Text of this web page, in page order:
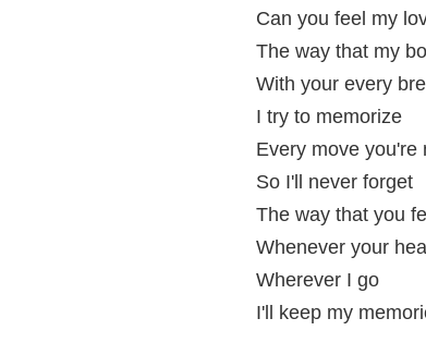
Can you feel my
The way that my
With your every
I try to memorize
Every move you're
So I'll never forget
The way that you
Whenever your
Wherever I go
I'll keep my